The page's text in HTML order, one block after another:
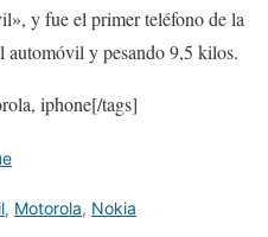
y fue el primer teléfono de la
automóvil y pesando 9,5 kilos.
iphone[/tags]
, Motorola, Nokia